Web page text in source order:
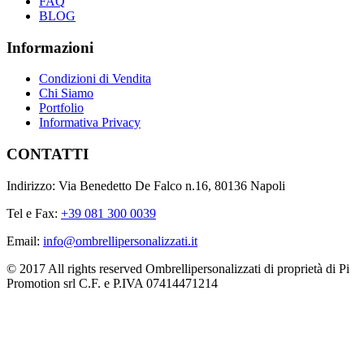
BLOG
Informazioni
Condizioni di Vendita
Chi Siamo
Portfolio
Informativa Privacy
CONTATTI
Indirizzo: Via Benedetto De Falco n.16, 80136 Napoli
Tel e Fax: +39 081 300 0039
Email: info@ombrellipersonalizzati.it
© 2017 All rights reserved Ombrellipersonalizzati di proprietà di Pi
Promotion srl C.F. e P.IVA 07414471214